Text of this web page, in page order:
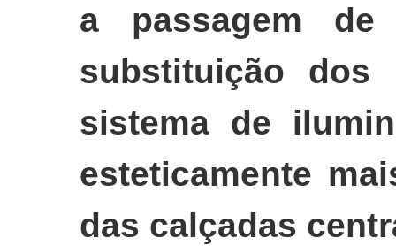
a passagem
substituição
sistema de
esteticamente
das calçadas